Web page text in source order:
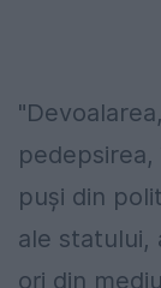
puşi din
ale statului,
ori din